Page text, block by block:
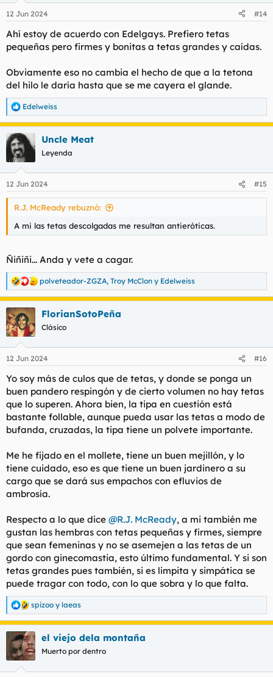
e
:
12 Jun 2024 #14
Ahí estoy de acuerdo con Edelgays. Prefiero tetas
pequeñas pero firmes y bonitas a tetas grandes y caídas.
Obviamente eso no cambia el hecho de que a la tetona
del hilo le daría hasta que se me cayera el glande.
R
e
a
c
c
i
e
s
Edelweiss
Uncle Meat
Leyenda
12 Jun 2024 #15
R.J. McReady rebuznó:
A mi las tetas descolgadas me resultan antieróticas.
Ñiñiñi... Anda y vete a cagar.
R
e
a
c
c
i
e
:
polveteador-ZGZA, Troy McClon y Edelweiss
FlorianSotoPeña
Clásico
12 Jun 2024 #16
Yo soy más de culos que de tetas, y donde se ponga un
buen pandero respingón y de cierto volumen no hay tetas
que lo superen. Ahora bien, la tipa en cuestión está
bastante follable, aunque pueda usar las tetas a modo de
bufanda, cruzadas, la tipa tiene un polvete importante.
Me he fijado en el mollete, tiene un buen mejillón, y lo
tiene cuidado, eso es que tiene un buen jardinero a su
cargo que se dará sus empachos con efluvios de
ambrosía.
Respecto a lo que dice @R.J. McReady, a mi también me
gustan las hembras con tetas pequeñas y firmes, siempre
que sean femeninas y no se asemejen a las tetas de un
gordo con ginecomastia, esto último fundamental. Y si son
tetas grandes pues también, si es limpita y simpática se
puede tragar con todo, con lo que sobra y lo que falta.
R
e
c
c
i
spizoo y laeas
el viejo dela montaña
Muerto por dentro